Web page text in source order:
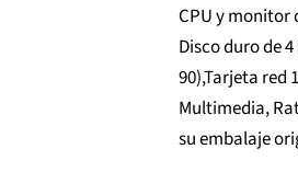
CPU y monitor
Disco duro de
90),Tarjeta red
Multimedia,
su embalaje